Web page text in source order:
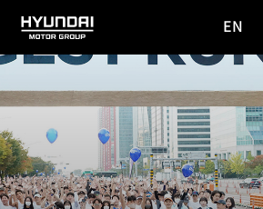
HYUNDAI
MOTOR
사이
EN